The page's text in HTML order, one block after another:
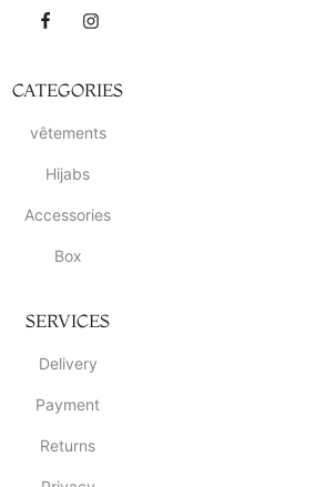
CATEGORIES
vêtements
Hijabs
Accessories
Box
SERVICES
Delivery
Payment
Returns